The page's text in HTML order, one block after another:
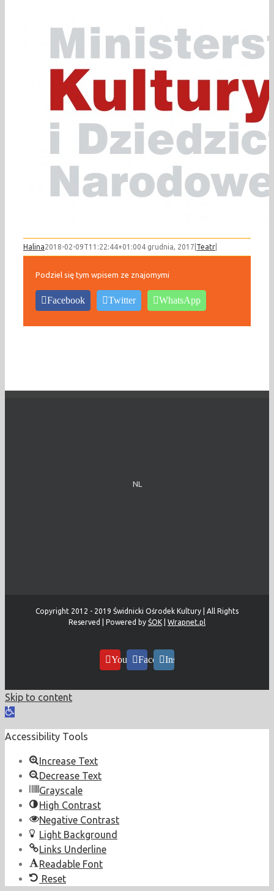
Halina2018-02-09T11:22:44+01:004 grudnia, 2017 Teatr
Podziel się tym wpisem ze znajomymi
Facebook Twitter WhatsApp
NL
Copyright 2012 - 2019 Świdnicki Ośrodek Kultury | All Rights
Reserved | Powered by ŚOK Wrapnet.pl
YouTubeFacebookInstagram
Skip to content
Open
Accessibility Tools
Increase Text
Decrease Text
Grayscale
High Contrast
Negative Contrast
Light Background
Links Underline
Readable Font
Reset